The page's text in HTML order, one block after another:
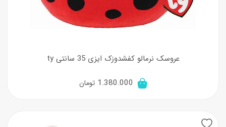
عروسک نرمالو کفشدوزک ایزی 35 سانتی ty
1.380.000 تومان